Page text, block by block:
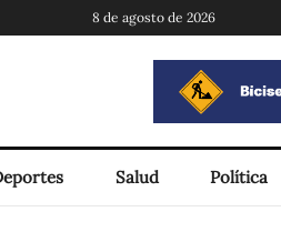
8 de agosto de 2026
Salud Política